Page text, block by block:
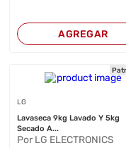
AGREGAR
LG
Lavaseca 9kg Lavado Y 5kg
Secado A...
Por LG ELECTRONICS